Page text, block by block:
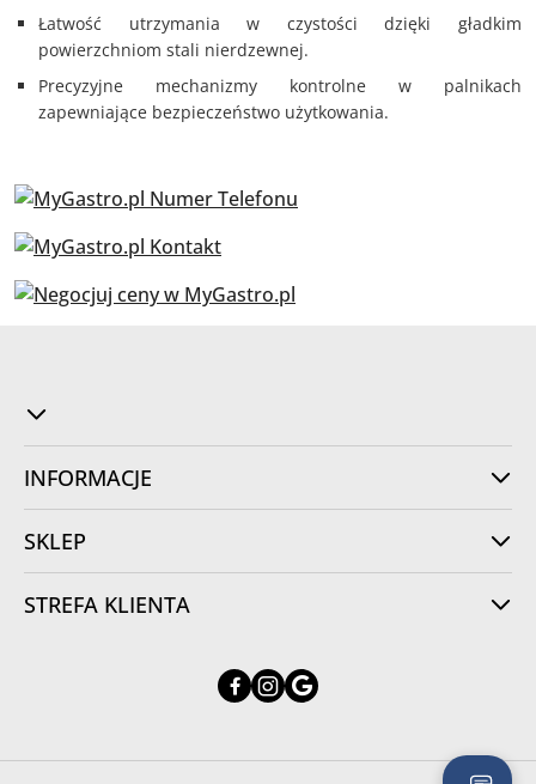
Łatwość utrzymania w czystości dzięki gładkim
powierzchniom stali nierdzewnej.
Precyzyjne mechanizmy kontrolne w palnikach
zapewniające bezpieczeństwo użytkowania.
INFORMACJE
SKLEP
STREFA KLIENTA